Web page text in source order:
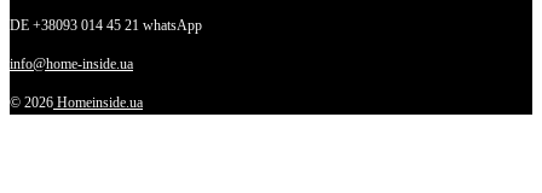
DE +38093 014 45 21 whatsApp
info@home-inside.ua
© 2026 Homeinside.ua